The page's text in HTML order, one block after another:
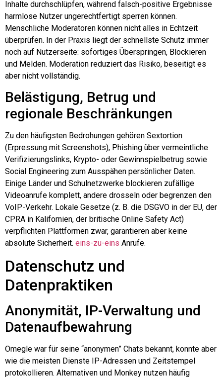
Inhalte durchschlüpfen, während falsch-positive Ergebnisse
harmlose Nutzer ungerechtfertigt sperren können.
Menschliche Moderatoren können nicht alles in Echtzeit
überprüfen. In der Praxis liegt der schnellste Schutz immer
noch auf Nutzerseite: sofortiges Überspringen, Blockieren
und Melden. Moderation reduziert das Risiko, beseitigt es
aber nicht vollständig.
Belästigung, Betrug und
regionale Beschränkungen
Zu den häufigsten Bedrohungen gehören Sextortion
(Erpressung mit Screenshots), Phishing über vermeintliche
Verifizierungslinks, Krypto- oder Gewinnspielbetrug sowie
Social Engineering zum Ausspähen persönlicher Daten.
Einige Länder und Schulnetzwerke blockieren zufällige
Videoanrufe komplett, andere drosseln oder begrenzen den
VoIP-Verkehr. Lokale Gesetze (z. B. die DSGVO in der EU, der
CPRA in Kalifornien, der britische Online Safety Act)
verpflichten Plattformen zwar, garantieren aber keine
absolute Sicherheit. eins-zu-eins Anrufe.
Datenschutz und
Datenpraktiken
Anonymität, IP-Verwaltung und
Datenaufbewahrung
Omegle war für seine “anonymen” Chats bekannt, konnte aber
wie die meisten Dienste IP-Adressen und Zeitstempel
protokollieren. Alternativen und Monkey nutzen häufig